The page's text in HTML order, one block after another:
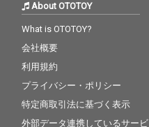
About OTOTOY
What is OTOTOY?
会社概要
利用規約
プライバシー・ポリシー
特定商取引法に基づく表示
外部データ連携しているサービ